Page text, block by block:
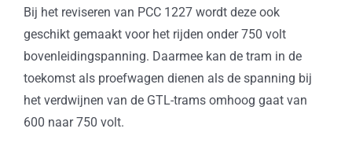
Bij het reviseren van PCC 1227 wordt deze ook
geschikt gemaakt voor het rijden onder 750 volt
bovenleidingspanning. Daarmee kan de tram in de
toekomst als proefwagen dienen als de spanning bij
het verdwijnen van de GTL-trams omhoog gaat van
600 naar 750 volt.